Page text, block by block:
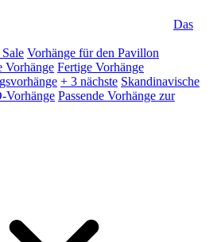
Das
Vorhänge für den Pavillon
Vorhänge Fertige Vorhänge
+ 3 nächste Skandinavische
Vorhänge Passende Vorhänge zur